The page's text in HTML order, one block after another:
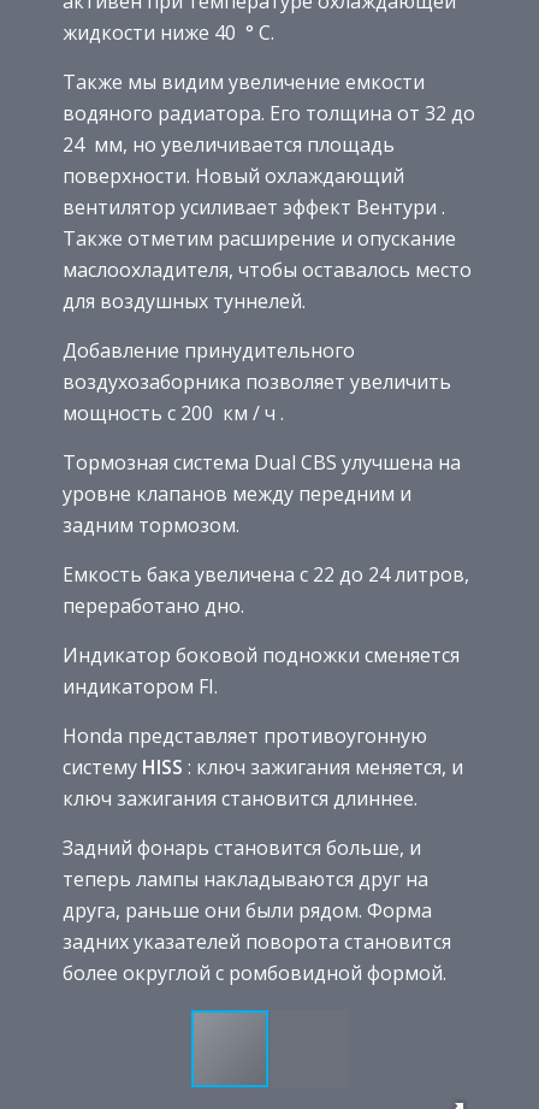
жидкости ниже 40 ° C.
Также мы видим увеличение емкости
водяного радиатора. Его толщина от 32 до
24 мм, но увеличивается площадь
поверхности. Новый охлаждающий
вентилятор усиливает эффект Вентури .
Также отметим расширение и опускание
маслоохладителя, чтобы оставалось место
для воздушных туннелей.
Добавление принудительного
воздухозаборника позволяет увеличить
мощность с 200 км / ч .
Тормозная система Dual CBS улучшена на
уровне клапанов между передним и
задним тормозом.
Емкость бака увеличена с 22 до 24 литров,
переработано дно.
Индикатор боковой подножки сменяется
индикатором FI.
Honda представляет противоугонную
систему HISS : ключ зажигания меняется, и
ключ зажигания становится длиннее.
Задний фонарь становится больше, и
теперь лампы накладываются друг на
друга, раньше они были рядом. Форма
задних указателей поворота становится
более округлой с ромбовидной формой.